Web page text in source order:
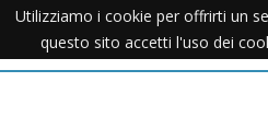
Utilizziamo i cookie per offrirti un
questo sito accetti l'uso dei